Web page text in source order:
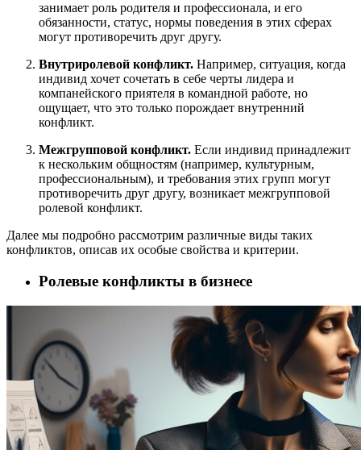
занимает роль родителя и профессионала, и его
обязанности, статус, нормы поведения в этих сферах
могут противоречить друг другу.
Внутриролевой конфликт. Например, ситуация, когда
индивид хочет сочетать в себе черты лидера и
компанейского приятеля в командной работе, но
ощущает, что это только порождает внутренний
конфликт.
Межгрупповой конфликт. Если индивид принадлежит
к нескольким общностям (например, культурным,
профессиональным), и требования этих групп могут
противоречить друг другу, возникает межгрупповой
ролевой конфликт.
Далее мы подробно рассмотрим различные виды таких
конфликтов, описав их особые свойства и критерии.
Ролевые конфликты в бизнесе